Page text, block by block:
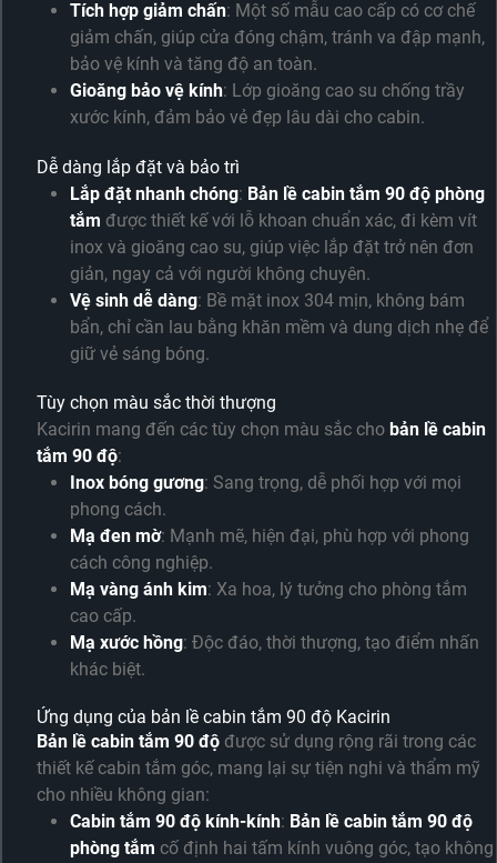
Tích hợp giảm chấn: Một số mẫu cao cấp có cơ chế
giảm chấn, giúp cửa đóng chậm, tránh va đập mạnh,
bảo vệ kính và tăng độ an toàn.
Gioăng bảo vệ kính: Lớp gioăng cao su chống trầy
xước kính, đảm bảo vẻ đẹp lâu dài cho cabin.
Dễ dàng lắp đặt và bảo trì
Lắp đặt nhanh chóng: Bản lề cabin tắm 90 độ phòng
tắm được thiết kế với lỗ khoan chuẩn xác, đi kèm vít
inox và gioăng cao su, giúp việc lắp đặt trở nên đơn
giản, ngay cả với người không chuyên.
Vệ sinh dễ dàng: Bề mặt inox 304 mịn, không bám
bẩn, chỉ cần lau bằng khăn mềm và dung dịch nhẹ để
giữ vẻ sáng bóng.
Tùy chọn màu sắc thời thượng
Kacirin mang đến các tùy chọn màu sắc cho bản lề cabin
tắm 90 độ:
Inox bóng gương: Sang trọng, dễ phối hợp với mọi
phong cách.
Mạ đen mờ: Mạnh mẽ, hiện đại, phù hợp với phong
cách công nghiệp.
Mạ vàng ánh kim: Xa hoa, lý tưởng cho phòng tắm
cao cấp.
Mạ xước hồng: Độc đáo, thời thượng, tạo điểm nhấn
khác biệt.
Ứng dụng của bản lề cabin tắm 90 độ Kacirin
Bản lề cabin tắm 90 độ được sử dụng rộng rãi trong các
thiết kế cabin tắm góc, mang lại sự tiện nghi và thẩm mỹ
cho nhiều không gian:
Cabin tắm 90 độ kính-kính: Bản lề cabin tắm 90 độ
phòng tắm cố định hai tấm kính vuông góc, tạo không